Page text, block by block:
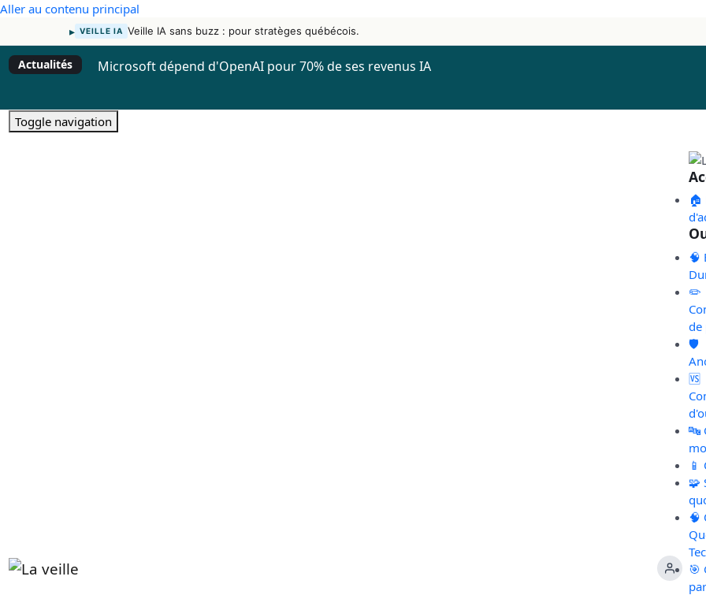
Aller au contenu principal
▸ VEILLE IA Veille IA sans buzz : pour stratèges québécois.
Actualités Microsoft dépend d'OpenAI pour 70% de ses revenus IA
Toggle navigation
🏠
🧠
✏️
de
🛡️
🆚
🔤
📱
🧩
🧠
🎯